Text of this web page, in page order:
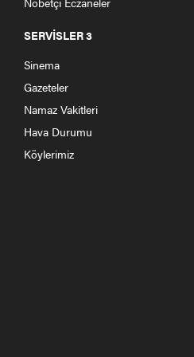
Fakültesi İnsan